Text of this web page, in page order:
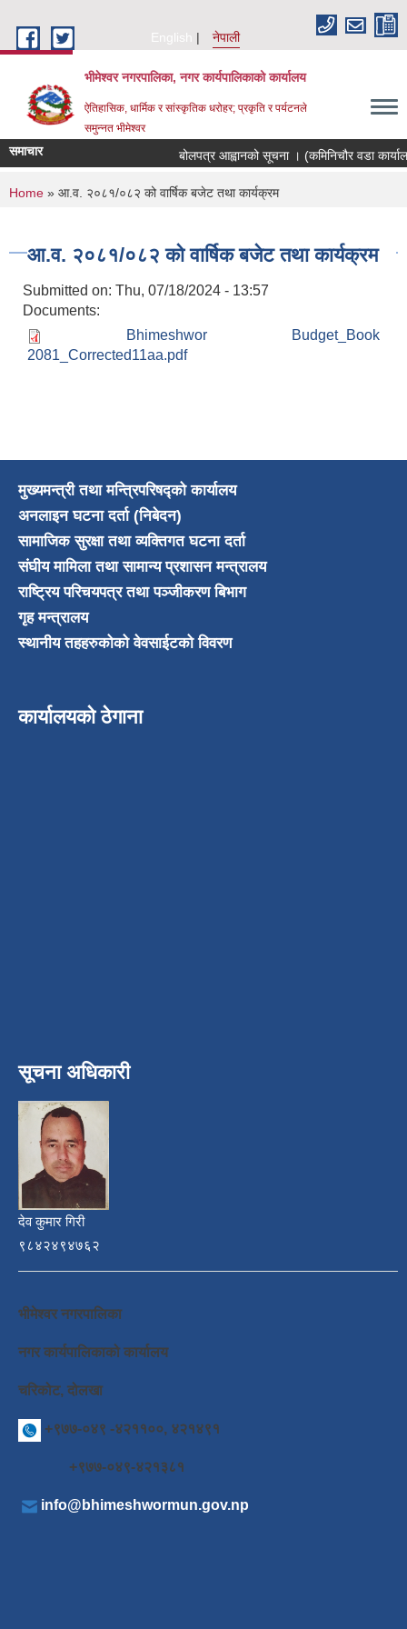
English
नेपाली
भीमेश्वर नगरपालिका, नगर कार्यपालिकाको कार्यालय
ऐतिहासिक, धार्मिक र सांस्कृतिक धरोहर; प्रकृति र पर्यटनले
समुन्नत भीमेश्वर
समाचार बोलपत्र आह्वानको सूचना । (कमिनिचौर वडा
You are here
Home » आ.व. २०८१/०८२ को वार्षिक बजेट तथा कार्यक्रम
आ.व. २०८१/०८२ को वार्षिक बजेट तथा कार्यक्रम
Submitted on: Thu, 07/18/2024 - 13:57
Documents:
Bhimeshwor Budget_Book
2081_Corrected11aa.pdf
मुख्यमन्त्री तथा मन्त्रिपरिषद्को कार्यालय
अनलाइन घटना दर्ता (निबेदन)
सामाजिक सुरक्षा तथा व्यक्तिगत घटना दर्ता
संघीय मामिला तथा सामान्य प्रशासन मन्त्रालय
राष्ट्रिय परिचयपत्र तथा पञ्जीकरण बिभाग
गृह मन्त्रालय
स्थानीय तहहरुकोको वेवसाईटको विवरण
कार्यालयको ठेगाना
सूचना अधिकारी
देव कुमार गिरी
९८४२४९४७६२
भीमेश्वर नगरपालिका
नगर कार्यपालिकाको कार्यालय
चरिकोट, दोलखा
+९७७-०४९ -४२११००, ४२१४९१
+९७७-०४९-४२१३८१
info@bhimeshwormun.gov.np